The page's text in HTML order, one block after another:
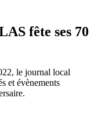
fête ses 70
le journal local
et évènements